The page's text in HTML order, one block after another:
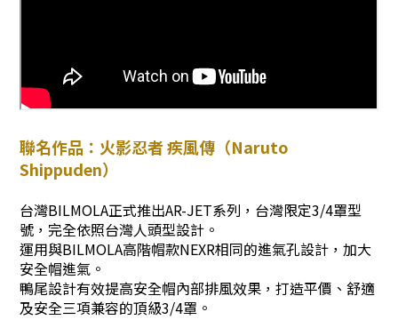
聯名作品：火影忍者 疾風傳（Naruto
Shippuden）
台灣BILMOLA正式推出AR-JET系列，台灣限定3/4罩型
號，完全依照台灣人頭型設計。
運用與BILMOLA高階帽款NEXR相同的進氣孔設計，加大
安全帽進氣。
鴨尾設計有效提高安全帽內部排風效果，打造平價、舒適
及安全三項兼容的頂級3/4罩。